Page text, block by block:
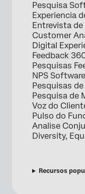
Pesquisa
Experiencia
Entrevista
Customer
Digital
Feedback
Pesquisas
NPS Software
Pesquisas
Pesquisa de
Voz do
Pulso do
Analise
Diversity,
Recursos